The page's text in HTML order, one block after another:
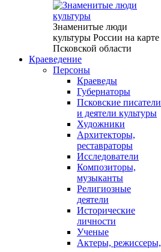
Знаменитые люди
культуры России на карте
Псковской области
Краеведение
Персоны
Краеведы
Губернаторы
Псковские писатели
и деятели культуры
Художники
Архитекторы,
реставраторы
Исследователи
Композиторы,
музыканты
Религиозные
деятели
Исторические
личности
Ученые
Актеры, режиссеры,